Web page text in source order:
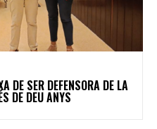
DE SER DEFENSORA DE LA
DE DEU ANYS